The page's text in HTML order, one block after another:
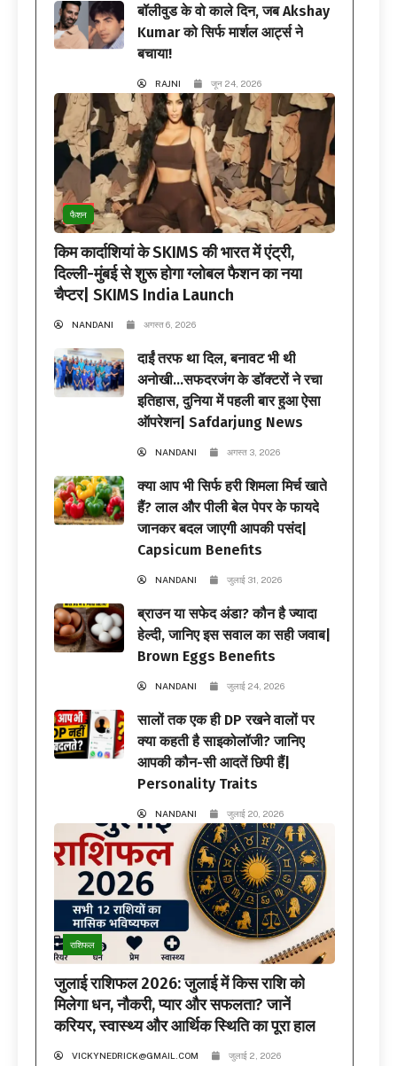
बॉलीवुड के वो काले दिन, जब Akshay
Kumar को सिर्फ मार्शल आर्ट्स ने
बचाया!
RAJNI जून 24, 2026
फैशन
किम कार्दाशियां के SKIMS की भारत में एंट्री,
दिल्ली-मुंबई से शुरू होगा ग्लोबल फैशन का नया
चैप्टर| SKIMS India Launch
NANDANI अगस्त 6, 2026
दाईं तरफ था दिल, बनावट भी थी
अनोखी…सफदरजंग के डॉक्टरों ने रचा
इतिहास, दुनिया में पहली बार हुआ ऐसा
ऑपरेशन| Safdarjung News
NANDANI अगस्त 3, 2026
क्या आप भी सिर्फ हरी शिमला मिर्च खाते
हैं? लाल और पीली बेल पेपर के फायदे
जानकर बदल जाएगी आपकी पसंद|
Capsicum Benefits
NANDANI जुलाई 31, 2026
ब्राउन या सफेद अंडा? कौन है ज्यादा
हेल्दी, जानिए इस सवाल का सही जवाब|
Brown Eggs Benefits
NANDANI जुलाई 24, 2026
सालों तक एक ही DP रखने वालों पर
क्या कहती है साइकोलॉजी? जानिए
आपकी कौन-सी आदतें छिपी हैं|
Personality Traits
NANDANI जुलाई 20, 2026
राशिफल
जुलाई राशिफल 2026: जुलाई में किस राशि को
मिलेगा धन, नौकरी, प्यार और सफलता? जानें
करियर, स्वास्थ्य और आर्थिक स्थिति का पूरा हाल
VICKYNEDRICK@GMAIL.COM जुलाई 2, 2026